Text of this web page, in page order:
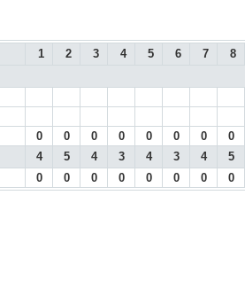
1 2 3 4 5 6 7 8
0 0 0 0 0 0 0
0
4 5 4 3 4 3 4
5
0 0 0 0 0 0 0 0